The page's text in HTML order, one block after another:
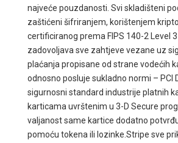
najveće pouzdanosti. Svi skladišteni
zaštićeni šifriranjem, korištenjem
certificiranog prema FIPS 140-2 Level
zadovoljava sve zahtjeve vezane uz
plaćanja propisane od strane vodećih
odnosno posluje sukladno normi – PCI
sigurnosni standard industrije platnih
karticama uvrštenim u 3-D Secure
valjanost same kartice dodatno
pomoću tokena ili lozinke.Stripe sve